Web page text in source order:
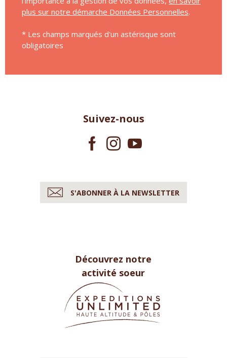
plus sur notre démarche Données Personnelles.
* Les champs marqués d'un astérisque sont
obligatoires
Suivez-nous
S'ABONNER À LA NEWSLETTER
Découvrez notre
activité soeur